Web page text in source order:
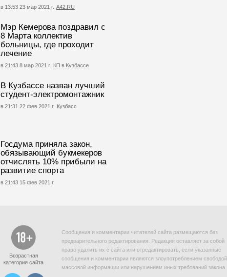
в 13:53 23 мар 2021 г. А42.RU
Мэр Кемерова поздравил с
8 Марта коллектив
больницы, где проходит
лечение
в 21:43 8 мар 2021 г. КП в Кузбассе
В Кузбассе назван лучший
студент-электромонтажник
в 21:31 22 фев 2021 г. Кузбасс
Госдума приняла закон,
обязывающий букмекеров
отчислять 10% прибыли на
развитие спорта
в 21:43 15 фев 2021 г.
Возрастная
категория сайта
Сообщения и комментарии читателей сайта размещаются без
предварительного редактирования. Редакция оставляет за собой
право удалить их с сайта или отредактировать, если указанные
сообщения и комментарии являются злоупотреблением свободой
массовой информации или нарушением иных требований закона.